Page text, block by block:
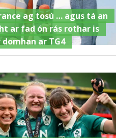
ag tosú … agus tá an
ar fad ón rás rothar is
ar TG4